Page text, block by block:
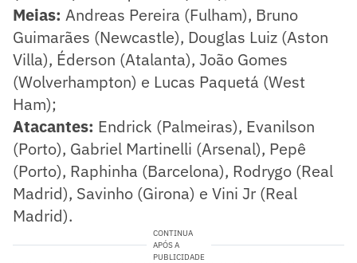
Meias: Andreas Pereira (Fulham), Bruno
Guimarães (Newcastle), Douglas Luiz (Aston
Villa), Éderson (Atalanta), João Gomes
(Wolverhampton) e Lucas Paquetá (West
Ham);
Atacantes: Endrick (Palmeiras), Evanilson
(Porto), Gabriel Martinelli (Arsenal), Pepê
(Porto), Raphinha (Barcelona), Rodrygo (Real
Madrid), Savinho (Girona) e Vini Jr (Real
Madrid).
CONTINUA
APÓS A
PUBLICIDADE